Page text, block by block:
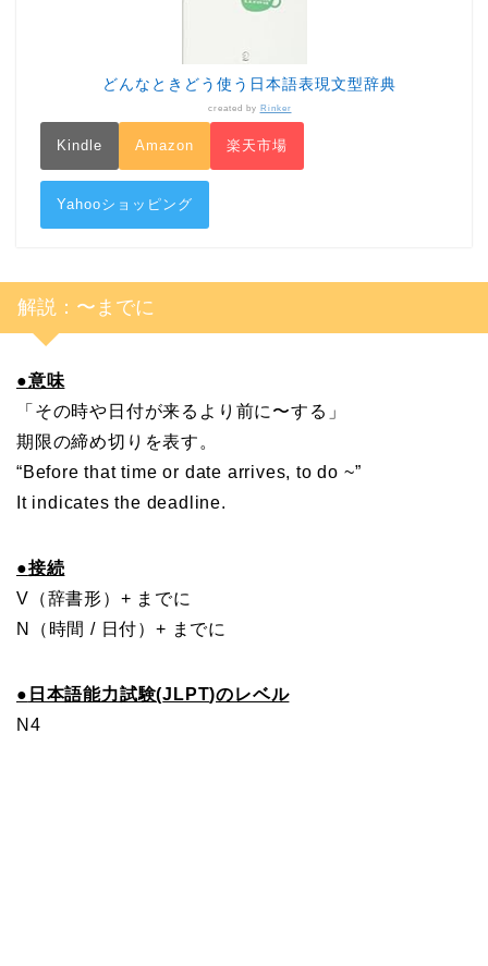
どんなときどう使う日本語表現文型辞典
created by Rinker
Kindle Amazon 楽天市場
Yahooショッピング
解説：〜までに
●意味
「その時や日付が来るより前に〜する」
期限の締め切りを表す。
“Before that time or date arrives, to do ~”
It indicates the deadline.
●接続
V（辞書形）+ までに
N（時間 / 日付）+ までに
● 日本語能力試験(JLPT)のレベル
N4